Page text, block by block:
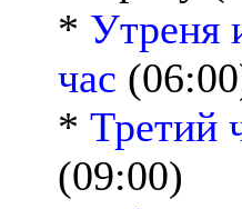
* Утреня
час
* Третий
(09:00)